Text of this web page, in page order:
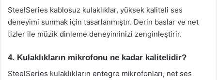
SteelSeries kablosuz kulaklıklar, yüksek kaliteli ses
deneyimi sunmak için tasarlanmıştır. Derin baslar ve net
tizler ile müzik dinleme deneyiminizi zenginleştirir.
4. Kulaklıkların mikrofonu ne kadar kalitelidir?
SteelSeries kulaklıkların entegre mikrofonları, net ses